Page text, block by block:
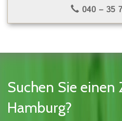
040 – 35
Suchen Sie einen
Hamburg?